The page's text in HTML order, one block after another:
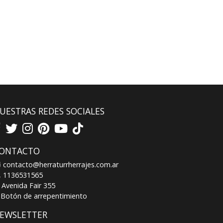
REDES SOCIALES
contacto@herraturrherrajes.com.ar
1136531565
Avenida Fair 355
Botón de arrepentimiento